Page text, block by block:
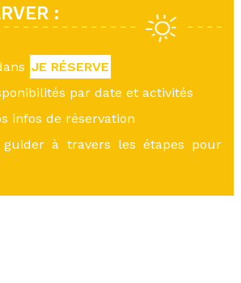
:
JE RÉSERVE
par date et activités
infos de réservation
guider à travers les étapes pour